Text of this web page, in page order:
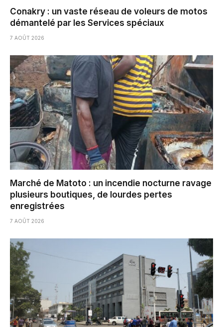
Conakry : un vaste réseau de voleurs de motos
démantelé par les Services spéciaux
7 AOÛT 2026
Marché de Matoto : un incendie nocturne ravage
plusieurs boutiques, de lourdes pertes
enregistrées
7 AOÛT 2026